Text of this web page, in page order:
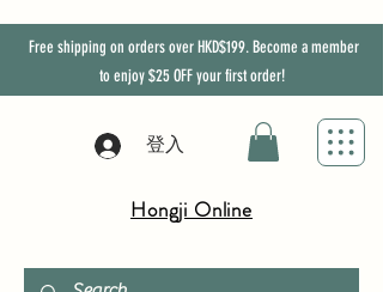
Free shipping on orders over HKD$199. Become a member
to enjoy$25 OFFyour first order!
登入
Hongji Online